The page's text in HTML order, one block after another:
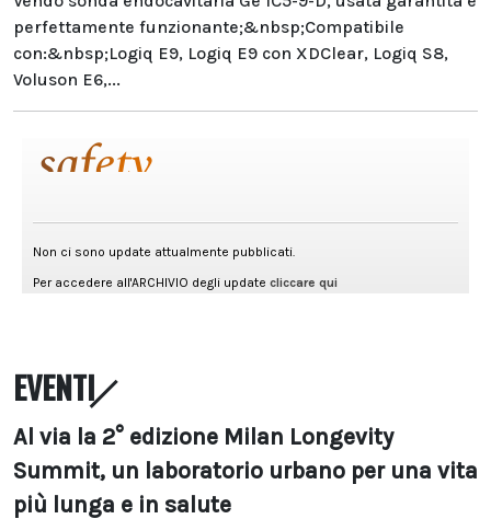
perfettamente funzionante;&nbsp;Compatibile
con:&nbsp;Logiq E9, Logiq E9 con XDClear, Logiq S8,
Voluson E6,...
EVENTI
Al via la 2° edizione Milan Longevity
Summit, un laboratorio urbano per una vita
più lunga e in salute